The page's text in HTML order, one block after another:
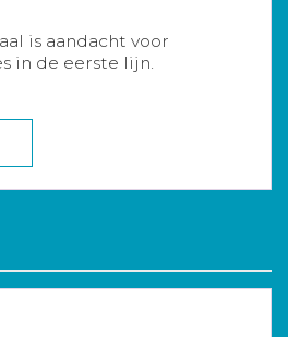
is aandacht voor
in de eerste lijn.